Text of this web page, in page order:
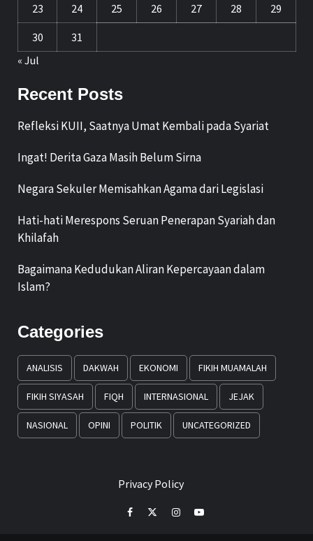
23 24 25 26 27 28 29
30
31
« Jul
Recent Posts
Refleksi KUII, Saatnya Umat Kembali pada Syariat
Ingat! Derita Gaza Masih Belum Sirna
Negara Sekuler Memisahkan Agama dari Legislasi
Hati-hati Merespons Seruan Penerapan Syariah dan
Khilafah
Bagaimana Kedudukan Aliran Kepercayaan dalam
Islam?
Categories
ANALISIS DAKWAH EKONOMI FIKIH MUAMALAH
FIKIH SIYASAH FIQH INTERNASIONAL JEJAK
NASIONAL OPINI POLITIK UNCATEGORIZED
Privacy Policy
FacebookTwitterInstagramYoutube